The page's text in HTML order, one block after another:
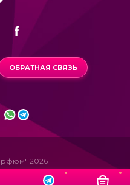
ОБРАТНАЯ СВЯЗЬ
2026